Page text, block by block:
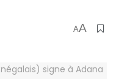
AA